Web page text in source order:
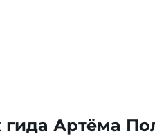
Артёма